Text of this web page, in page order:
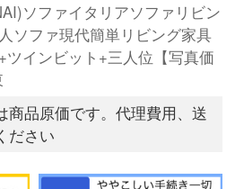
ソファイタリアソファリビン
ソファ現代簡単リビング家具
ツインビット+三人位【写真価
商品原価です。代理費用、送
ださい